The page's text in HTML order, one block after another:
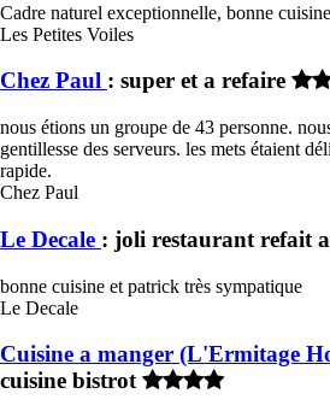
Cadre naturel exceptionnelle, bonne
Les Petites Voiles
Chez Paul : super et a refaire
nous étions un groupe de 43 personne.
gentillesse des serveurs. les mets étaient
rapide.
Chez Paul
Le Decale : joli restaurant refait
bonne cuisine et patrick très sympatique
Le Decale
Cuisine a manger (L'Ermitage
cuisine bistrot